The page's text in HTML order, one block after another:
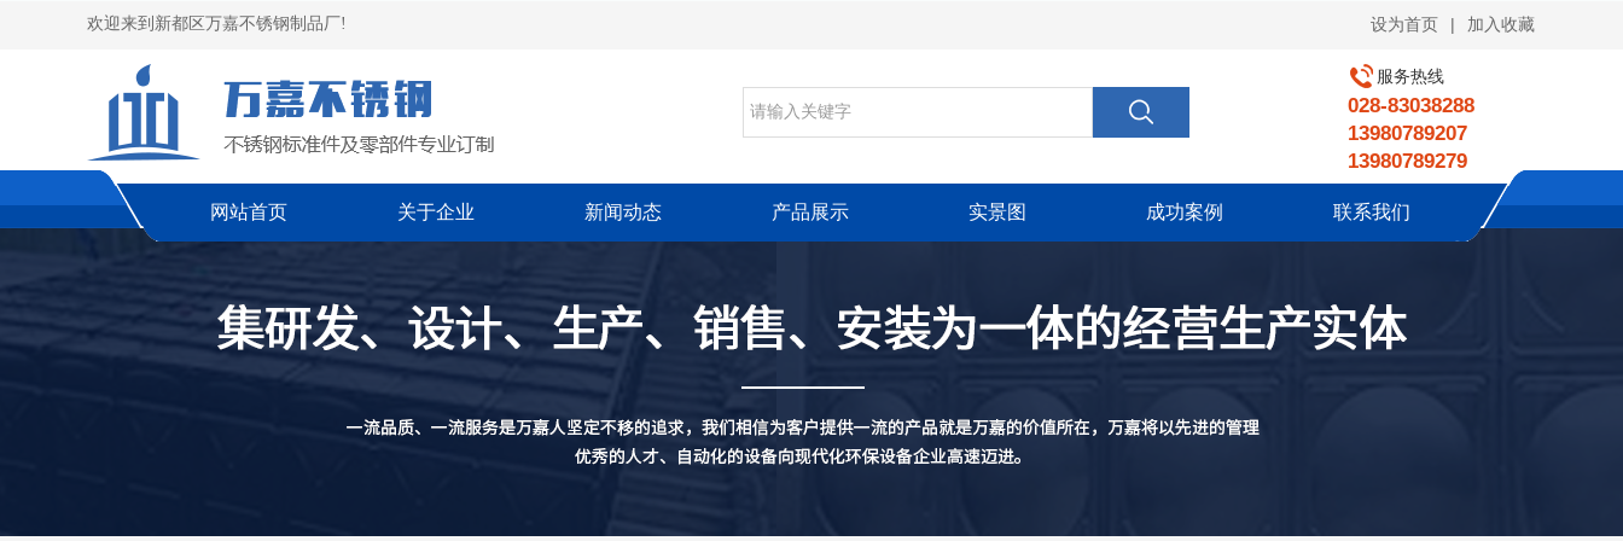
欢迎来到新都区万嘉不锈钢制品厂! 设为首页 | 加入收藏
网站首页 关于企业 新闻动态 产品展示 实景图 成功案例 联系我们
服务热线
028-83038288
13980789207
13980789279